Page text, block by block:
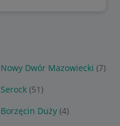
Dwór Mazowiecki (7)
(51)
Duży (4)